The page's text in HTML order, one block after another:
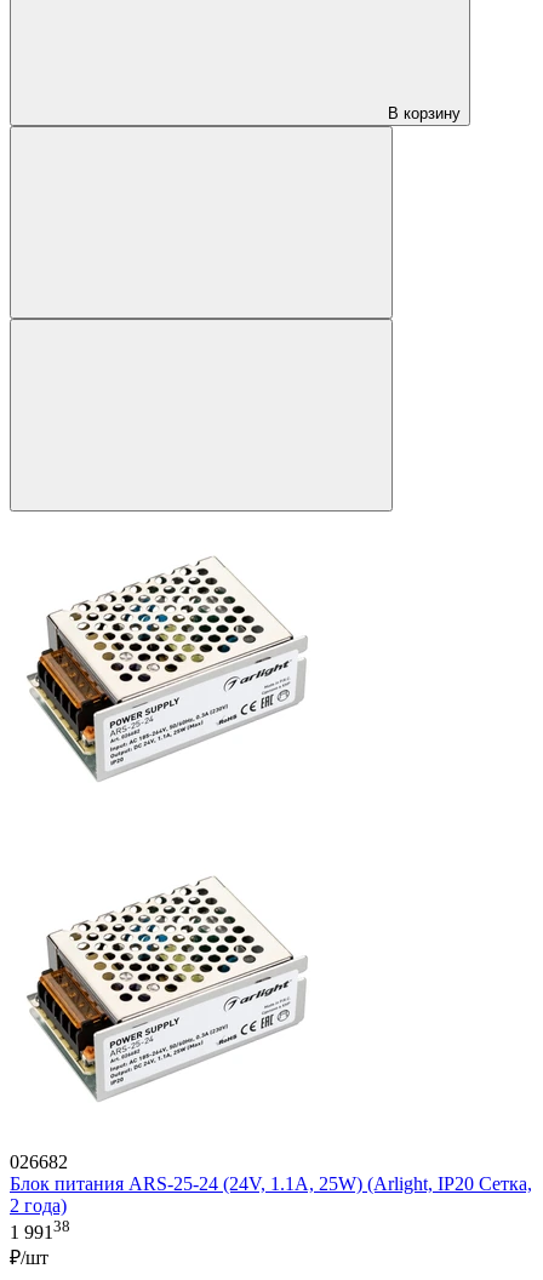
В корзину
026682
Блок питания ARS-25-24 (24V, 1.1A, 25W) (Arlight, IP20 Сетка,
2 года)
1 991 38
₽/шт